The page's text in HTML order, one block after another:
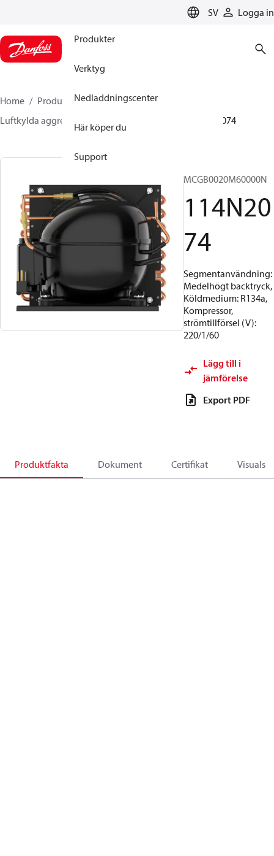
SV Logga in
Produkter
Verktyg
Nedladdningscenter
Här köper du
Support
Home Produkter
Climate Solutions for cooling
Luftkylda aggregat
114N2074
MCGB0020M60000N
114N20
74
Segmentanvändning:
Medelhögt backtryck,
Köldmedium: R134a,
Kompressor,
strömtillförsel (V):
220/1/60
Lägg till i
jämförelse
Export PDF
Produktfakta Dokument Certifikat Visuals